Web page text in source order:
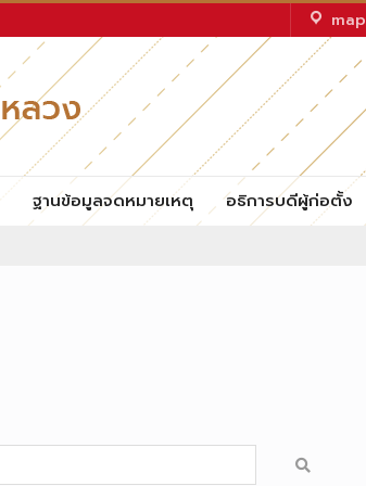
map
ฐานข้อมูลจดหมายเหตุ อธิการบดีผู้ก่อตั้ง